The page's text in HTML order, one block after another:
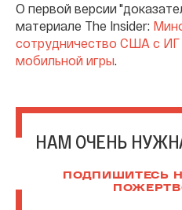
О первой версии
материале The Insider:
сотрудничество США с
мобильной игры.
НАМ ОЧЕНЬ
ПОДПИШИТЕСЬ